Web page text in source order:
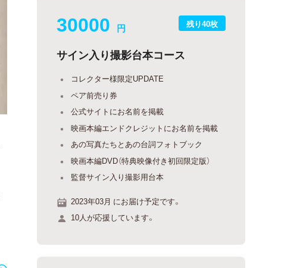
残り40枚
30000 円
サイン入り撮影台本コース
コレクター様限定UPDATE
ペア前売り券
公式サイトにお名前を掲載
映画本編エンドクレジットにお名前を掲載
あの写真たちとあの台詞フォトブック
映画本編DVD（特典映像付き初回限定版）
監督サイン入り撮影用台本
2023年03月 にお届け予定です。
10人が応援しています。